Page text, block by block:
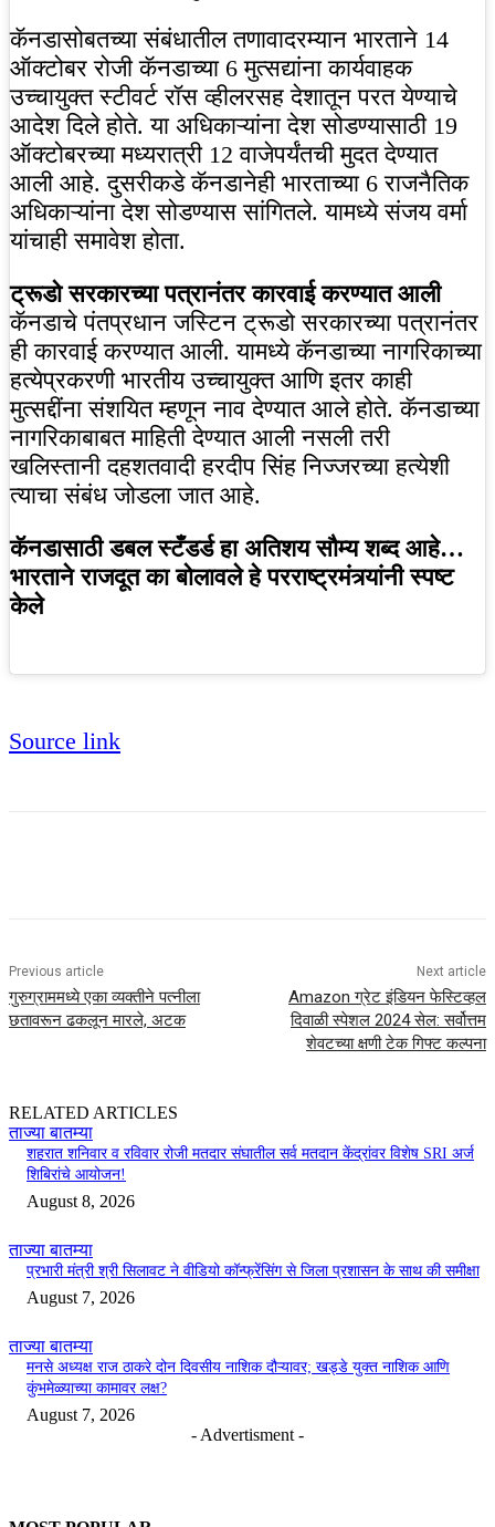
कॅनडासोबतच्या संबंधातील तणावादरम्यान भारताने 14
ऑक्टोबर रोजी कॅनडाच्या 6 मुत्सद्यांना कार्यवाहक
उच्चायुक्त स्टीवर्ट रॉस व्हीलरसह देशातून परत येण्याचे
आदेश दिले होते. या अधिकाऱ्यांना देश सोडण्यासाठी 19
ऑक्टोबरच्या मध्यरात्री 12 वाजेपर्यंतची मुदत देण्यात
आली आहे. दुसरीकडे कॅनडानेही भारताच्या 6 राजनैतिक
अधिकाऱ्यांना देश सोडण्यास सांगितले. यामध्ये संजय वर्मा
यांचाही समावेश होता.
ट्रूडो सरकारच्या पत्रानंतर कारवाई करण्यात आली
कॅनडाचे पंतप्रधान जस्टिन ट्रूडो सरकारच्या पत्रानंतर
ही कारवाई करण्यात आली. यामध्ये कॅनडाच्या नागरिकाच्या
हत्येप्रकरणी भारतीय उच्चायुक्त आणि इतर काही
मुत्सद्दींना संशयित म्हणून नाव देण्यात आले होते. कॅनडाच्या
नागरिकाबाबत माहिती देण्यात आली नसली तरी
खलिस्तानी दहशतवादी हरदीप सिंह निज्जरच्या हत्येशी
त्याचा संबंध जोडला जात आहे.
कॅनडासाठी डबल स्टँडर्ड हा अतिशय सौम्य शब्द आहे…
भारताने राजदूत का बोलावले हे परराष्ट्रमंत्र्यांनी स्पष्ट
केले
Source link
Previous article
गुरुग्राममध्ये एका व्यक्तीने पत्नीला
छतावरून ढकलून मारले, अटक
Next article
Amazon ग्रेट इंडियन फेस्टिव्हल
दिवाळी स्पेशल 2024 सेल: सर्वोत्तम
शेवटच्या क्षणी टेक गिफ्ट कल्पना
RELATED ARTICLES
ताज्या बातम्या
शहरात शनिवार व रविवार रोजी मतदार संघातील सर्व मतदान केंद्रांवर विशेष SRI अर्ज
शिबिरांचे आयोजन!
August 8, 2026
ताज्या बातम्या
प्रभारी मंत्री श्री सिलावट ने वीडियो कॉन्फ्रेंसिंग से जिला प्रशासन के साथ की समीक्षा
August 7, 2026
ताज्या बातम्या
मनसे अध्यक्ष राज ठाकरे दोन दिवसीय नाशिक दौऱ्यावर; खड्डे युक्त नाशिक आणि
कुंभमेळ्याच्या कामावर लक्ष?
August 7, 2026
- Advertisment -